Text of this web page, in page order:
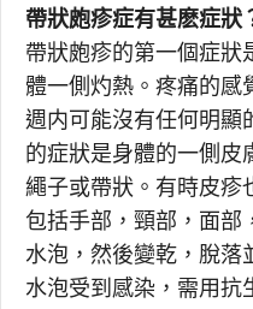
帶狀皰疹症有甚麽症狀
帶狀皰疹的第一個症狀
體一側灼熱。疼痛的感
週内可能沒有任何明顯
的症狀是身體的一側皮
繩子或帶狀。有時皮疹
包括手部，頸部，面部
水泡，然後變乾，脫落
水泡受到感染，需用抗